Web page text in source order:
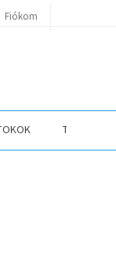
Fiókom
TEXTIL